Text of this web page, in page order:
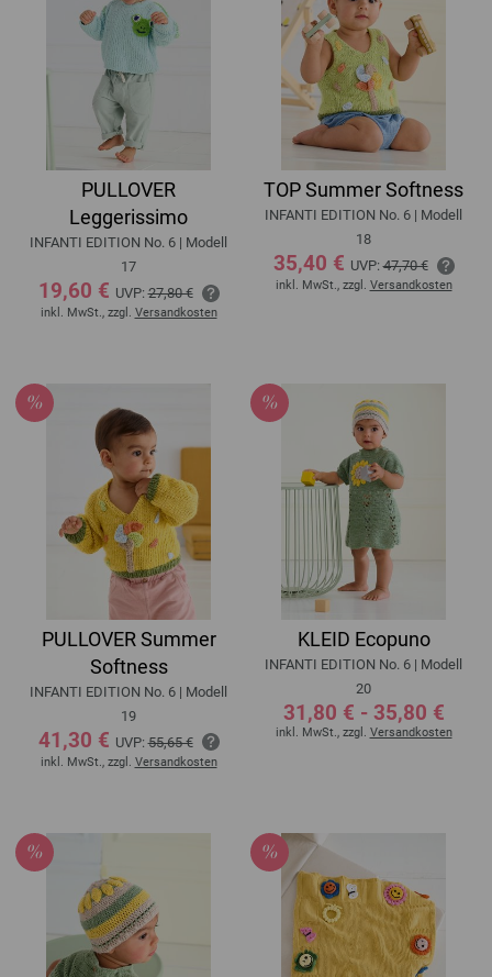
PULLOVER
Leggerissimo
INFANTI EDITION No. 6 | Modell
17
19,60 € UVP:27,80 €
inkl. MwSt., zzgl. Versandkosten
TOP Summer Softness
INFANTI EDITION No. 6 | Modell
18
35,40 € UVP:47,70 €
inkl. MwSt., zzgl. Versandkosten
PULLOVER Summer
Softness
INFANTI EDITION No. 6 | Modell
19
41,30 € UVP:55,65 €
inkl. MwSt., zzgl. Versandkosten
KLEID Ecopuno
INFANTI EDITION No. 6 | Modell
20
31,80 € - 35,80 €
inkl. MwSt., zzgl. Versandkosten